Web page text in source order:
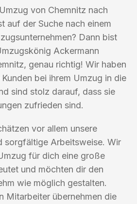
von Chemnitz nach
auf der Suche nach einem
Dann bist
Ackermann
genau richtig! Wir haben
bei ihrem Umzug in die
sind stolz darauf, dass sie
zufrieden sind.
vor allem unsere
sorgfältige Arbeitsweise. Wir
für dich eine große
und möchten dir den
wie möglich gestalten.
Mitarbeiter übernehmen die